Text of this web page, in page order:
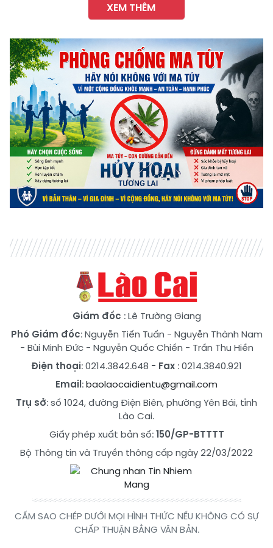
XEM THÊM
Giám đốc : Lê Trường Giang
Phó Giám đốc:Nguyễn Tiến Tuấn - Nguyễn Thành Nam
- Bùi Minh Đức- Nguyễn Quốc Chiến - Trần Thu Hiền
Điện thoại: 0214.3842.648 - Fax : 0214.3840.921
Email:baolaocaidientu@gmail.com
Trụ sở: số 1024, đường Điện Biên, phường Yên Bái, tỉnh
Lào Cai.
Giấy phép xuất bản số:150/GP-BTTTT
Bộ Thông tin và Truyền thông cấp ngày 22/03/2022
CẤM SAO CHÉP DƯỚI MỌI HÌNH THỨC NẾU KHÔNG CÓ SỰ
CHẤP THUẬN BẰNG VĂN BẢN.